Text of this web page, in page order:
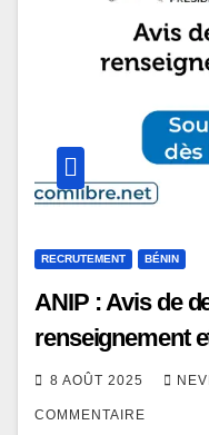
RECRUTEMENT BÉNIN
ANIP : Avis de
renseignement
8 AOÛT 2025
COMMENTAIRE